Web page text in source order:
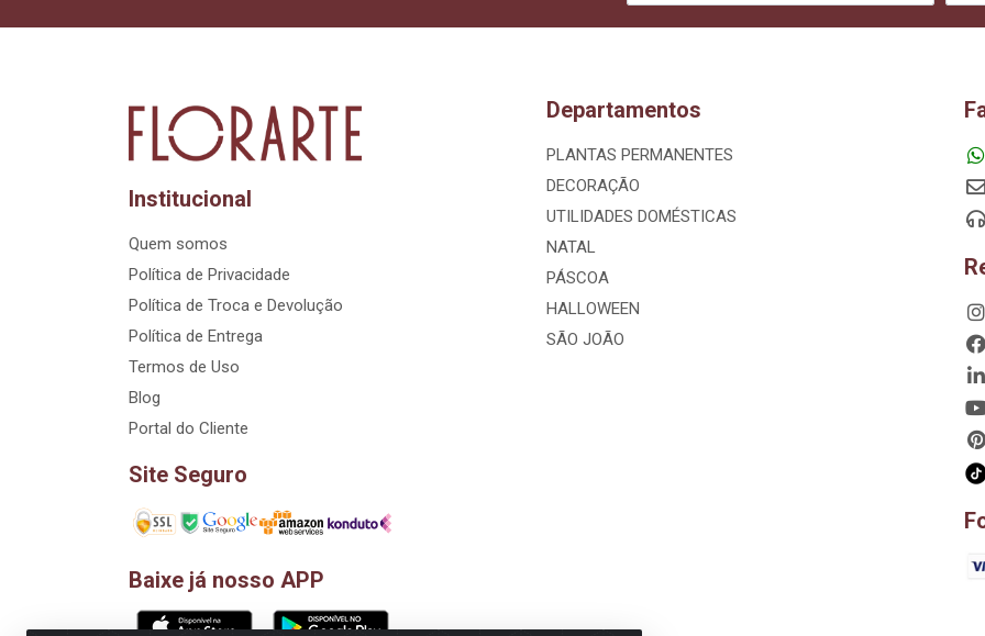
Institucional
Quem somos
Política de Privacidade
Política de Troca e Devolução
Política de Entrega
Termos de Uso
Blog
Portal do Cliente
Site Seguro
Baixe já nosso APP
Departamentos
PLANTAS PERMANENTES
DECORAÇÃO
UTILIDADES DOMÉSTICAS
NATAL
PÁSCOA
HALLOWEEN
SÃO JOÃO